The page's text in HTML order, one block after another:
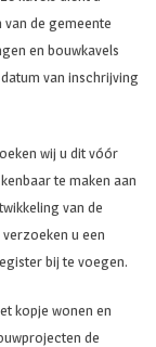
de gemeente
en bouwkavels
van inschrijving
wij u dit vóór
te maken aan
van de
verzoeken u een
bij te voegen.
kopje wonen en
de